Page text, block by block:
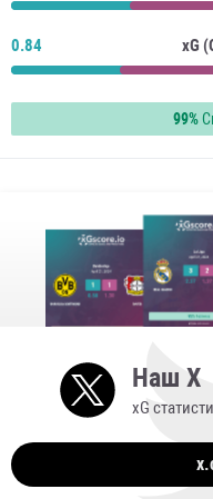
0.84 xG
99%
Наш X
xG